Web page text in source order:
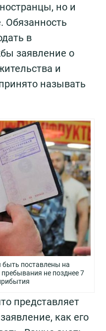
но и
Обязанность
в
заявление о
и
называть
поставлены на
не позднее 7
представляет
как его